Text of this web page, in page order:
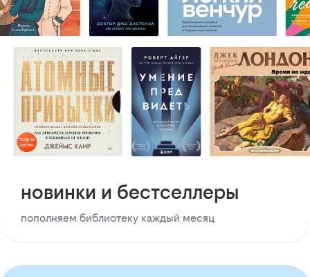
новинки и бестселлеры
пополняем библиотеку каждый месяц